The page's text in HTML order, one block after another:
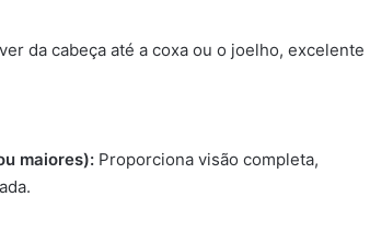
da cabeça até a coxa ou o joelho, excelente
maiores): Proporciona visão completa,